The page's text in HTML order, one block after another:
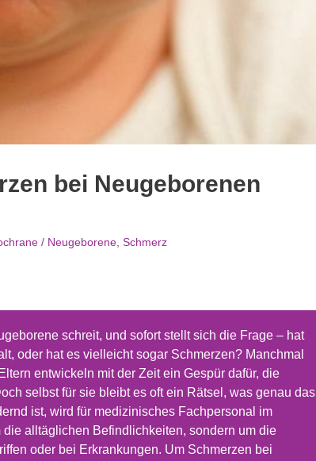
bei Neugeborenen
/ Neugeborene, Schmerz
schreit, und sofort stellt sich die Frage – hat
oder hat es vielleicht sogar Schmerzen? Manchmal
entwickeln mit der Zeit ein Gespür dafür, die
selbst für sie bleibt es oft ein Rätsel, was genau das
ist, wird für medizinisches Fachpersonal im
alltäglichen Befindlichkeiten, sondern um die
oder bei Erkrankungen. Um Schmerzen bei